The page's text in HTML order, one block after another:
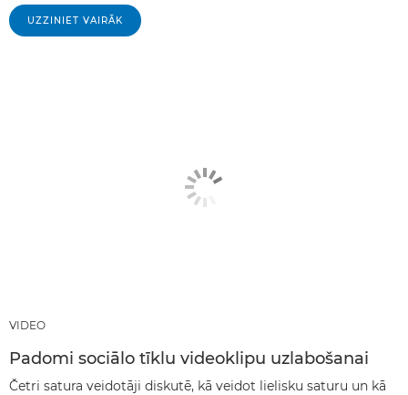
UZZINIET VAIRĀK
VIDEO
Padomi sociālo tīklu videoklipu uzlabošanai
Četri satura veidotāji diskutē, kā veidot lielisku saturu un kā